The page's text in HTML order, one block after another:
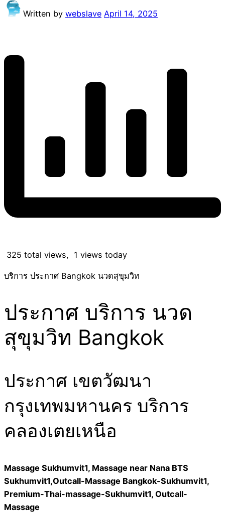
Written by webslave April 14, 2025
325 total views, 1 views today
บริการ ประกาศ Bangkok นวดสุขุมวิท
ประกาศ บริการ นวด
สุขุมวิท Bangkok
ประกาศ เขตวัฒนา
กรุงเทพมหานคร บริการ
คลองเตยเหนือ
Massage Sukhumvit1, Massage near Nana BTS
Sukhumvit1,Outcall-Massage Bangkok-Sukhumvit1,
Premium-Thai-massage-Sukhumvit1, Outcall-
Massage